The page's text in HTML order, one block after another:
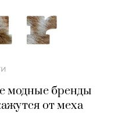
модные бренды
от меха